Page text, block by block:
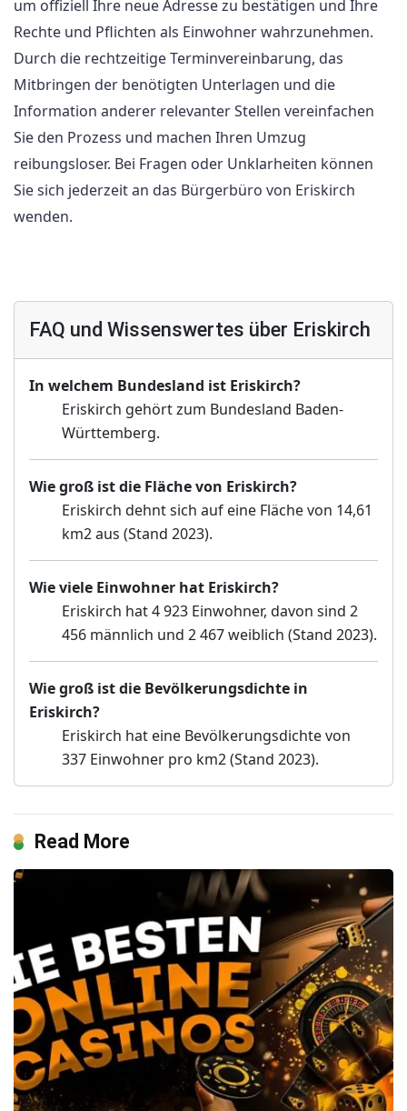
um offiziell Ihre neue Adresse zu bestätigen und Ihre
Rechte und Pflichten als Einwohner wahrzunehmen.
Durch die rechtzeitige Terminvereinbarung, das
Mitbringen der benötigten Unterlagen und die
Information anderer relevanter Stellen vereinfachen
Sie den Prozess und machen Ihren Umzug
reibungsloser. Bei Fragen oder Unklarheiten können
Sie sich jederzeit an das Bürgerbüro von Eriskirch
wenden.
FAQ und Wissenswertes über Eriskirch
In welchem Bundesland ist Eriskirch?
Eriskirch gehört zum Bundesland Baden-
Württemberg.
Wie groß ist die Fläche von Eriskirch?
Eriskirch dehnt sich auf eine Fläche von 14,61
km2 aus (Stand 2023).
Wie viele Einwohner hat Eriskirch?
Eriskirch hat 4 923 Einwohner, davon sind 2
456 männlich und 2 467 weiblich (Stand 2023).
Wie groß ist die Bevölkerungsdichte in
Eriskirch?
Eriskirch hat eine Bevölkerungsdichte von
337 Einwohner pro km2 (Stand 2023).
Read More